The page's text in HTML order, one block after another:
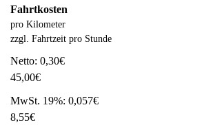
Fahrtkosten
pro Kilometer
zzgl. Fahrtzeit pro Stunde
Netto: 0,30€
45,00€
MwSt. 19%: 0,057€
8,55€